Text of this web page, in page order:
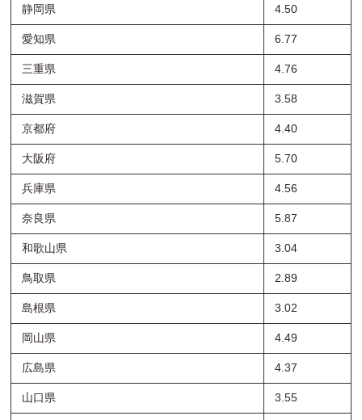
静岡県 4.50
愛知県 6.77
三重県 4.76
滋賀県 3.58
京都府 4.40
大阪府 5.70
兵庫県 4.56
奈良県 5.87
和歌山県 3.04
鳥取県 2.89
島根県 3.02
岡山県 4.49
広島県 4.37
山口県 3.55